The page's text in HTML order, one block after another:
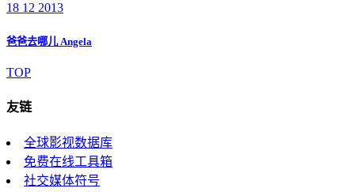
18 12 2013
爸爸去哪儿 Angela
TOP
友链
全球影视数据库
免费在线工具箱
社交媒体符号